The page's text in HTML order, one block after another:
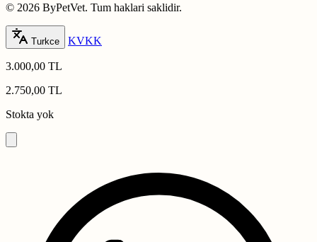
© 2026 ByPetVet. Tum haklari saklidir.
Turkce KVKK
3.000,00 TL
2.750,00 TL
Stokta yok